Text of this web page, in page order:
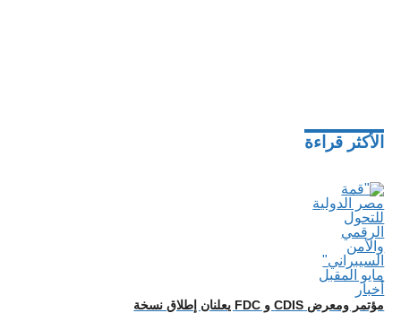
الأكثر قراءة
أخبار
مؤتمر ومعرض CDIS و FDC يعلنان إطلاق نسخة